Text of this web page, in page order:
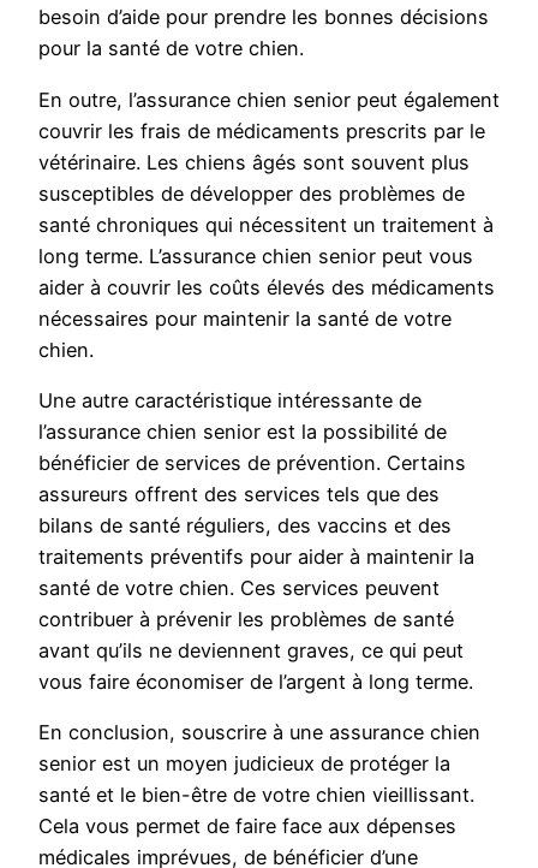
besoin d’aide pour prendre les bonnes décisions
pour la santé de votre chien.
En outre, l’assurance chien senior peut également
couvrir les frais de médicaments prescrits par le
vétérinaire. Les chiens âgés sont souvent plus
susceptibles de développer des problèmes de
santé chroniques qui nécessitent un traitement à
long terme. L’assurance chien senior peut vous
aider à couvrir les coûts élevés des médicaments
nécessaires pour maintenir la santé de votre
chien.
Une autre caractéristique intéressante de
l’assurance chien senior est la possibilité de
bénéficier de services de prévention. Certains
assureurs offrent des services tels que des
bilans de santé réguliers, des vaccins et des
traitements préventifs pour aider à maintenir la
santé de votre chien. Ces services peuvent
contribuer à prévenir les problèmes de santé
avant qu’ils ne deviennent graves, ce qui peut
vous faire économiser de l’argent à long terme.
En conclusion, souscrire à une assurance chien
senior est un moyen judicieux de protéger la
santé et le bien-être de votre chien vieillissant.
Cela vous permet de faire face aux dépenses
médicales imprévues, de bénéficier d’une